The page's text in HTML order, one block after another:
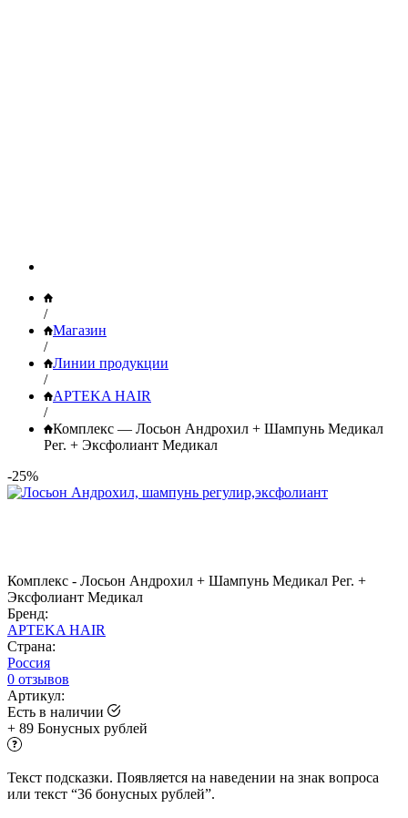
/
Магазин
/
Линии продукции
/
APTEKA HAIR
/
Комплекс — Лосьон Андрохил + Шампунь Медикал
Рег. + Эксфолиант Медикал
-25%
Комплекс - Лосьон Андрохил + Шампунь Медикал Рег. +
Эксфолиант Медикал
Бренд:
APTEKA HAIR
Страна:
Россия
0 отзывов
Артикул:
Есть в наличии
+ 89 Бонусных рублей
Текст подсказки. Появляется на наведении на знак вопроса
или текст “36 бонусных рублей”.